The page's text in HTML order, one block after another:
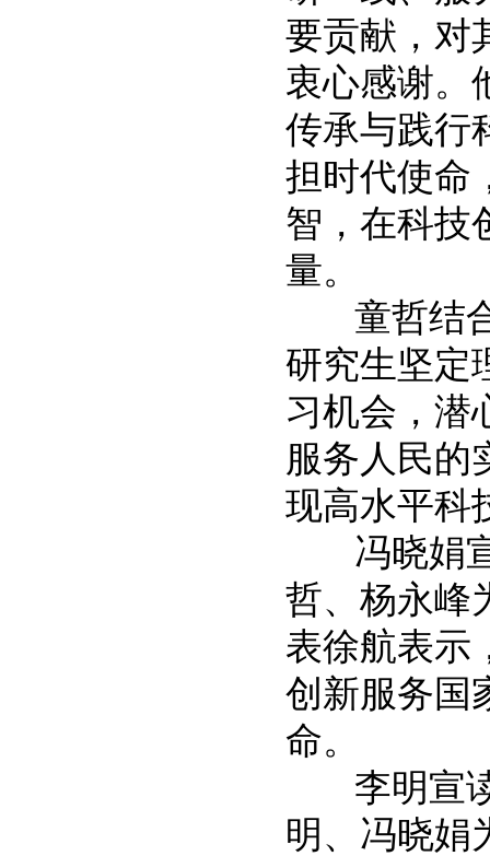
要贡献，对
衷心感谢。
传承与践行
担时代使命
智，在科技
量。
童哲结合
研究生坚定
习机会，潜
服务人民的
现高水平科
冯晓娟宣
哲、杨永峰
表徐航表示
创新服务国
命。
李明宣读
明、冯晓娟